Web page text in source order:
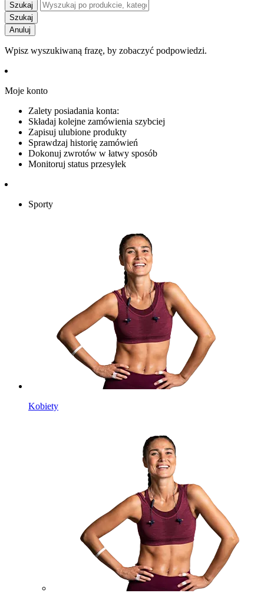
Szukaj
Szukaj
Anuluj
Wpisz wyszukiwaną frazę, by zobaczyć podpowiedzi.
Moje konto
Zalety posiadania konta:
Składaj kolejne zamówienia szybciej
Zapisuj ulubione produkty
Sprawdzaj historię zamówień
Dokonuj zwrotów w łatwy sposób
Monitoruj status przesyłek
Sporty
Kobiety